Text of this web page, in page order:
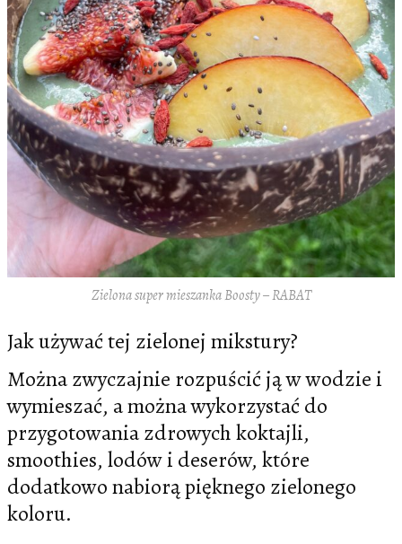
Zielona super mieszanka Boosty – RABAT
Jak używać tej zielonej mikstury?
Można zwyczajnie rozpuścić ją w wodzie i
wymieszać, a można wykorzystać do
przygotowania zdrowych koktajli,
smoothies, lodów i deserów, które
dodatkowo nabiorą pięknego zielonego
koloru.